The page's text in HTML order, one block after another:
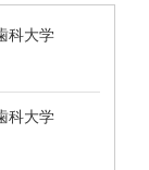
科大学
科大学